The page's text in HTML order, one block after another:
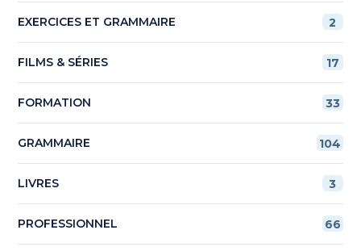
EXERCICES ET GRAMMAIRE 2
FILMS & SÉRIES 17
FORMATION 33
GRAMMAIRE 104
LIVRES 3
PROFESSIONNEL 66